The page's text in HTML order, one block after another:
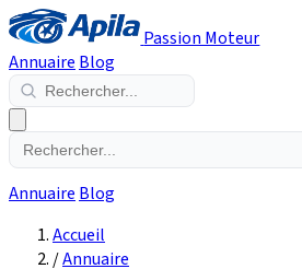
Passion Moteur
Annuaire Blog
Annuaire Blog
Accueil
/Annuaire